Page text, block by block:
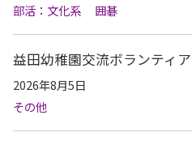
部活：文化系
囲碁
益田幼稚園交流ボランティア
2026年8月5日
その他